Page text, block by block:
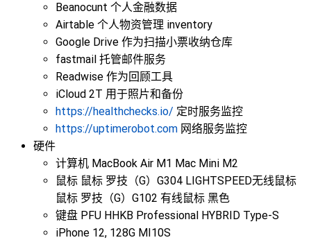
Beanocunt 个人金融数据
Airtable 个人物资管理 inventory
Google Drive 作为扫描小票收纳仓库
fastmail 托管邮件服务
Readwise 作为回顾工具
iCloud 2T 用于照片和备份
https://healthchecks.io/ 定时服务监控
https://uptimerobot.com 网络服务监控
硬件
计算机 MacBook Air M1 Mac Mini M2
鼠标 鼠标 罗技（G）G304 LIGHTSPEED无线鼠标
鼠标 罗技（G）G102 有线鼠标 黑色
键盘 PFU HHKB Professional HYBRID Type-S
iPhone 12, 128G MI10S